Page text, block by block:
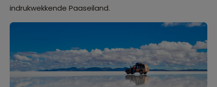
indrukwekkende Paaseiland.